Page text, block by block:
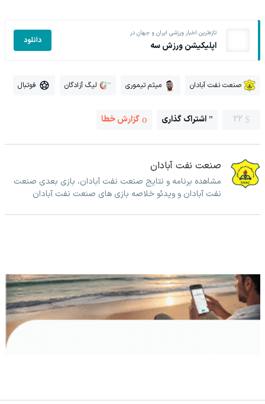
تازه‌ترین اخبار ورزشی ایران و جهان در
اپلیکیشن ورزش سه دانلود
صنعت نفت آبادان میثم تیموری لیگ آزادگان فوتبال
22 اشتراک گذاری گزارش خطا
صنعت نفت آبادان
مشاهده برنامه و نتایج صنعت نفت آبادان، بازی بعدی صنعت
نفت آبادان و ویدئو خلاصه بازی های صنعت نفت آبادان